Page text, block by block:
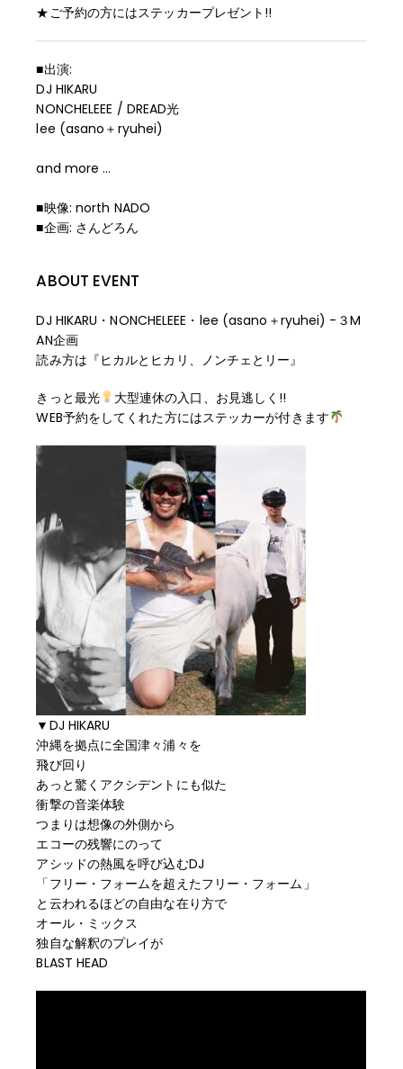
★ご予約の方にはステッカープレゼント!!
■出演:
DJ HIKARU
NONCHELEEE / DREAD光
lee (asano＋ryuhei)
and more …
■映像: north NADO
■企画: さんどろん
ABOUT EVENT
DJ HIKARU・NONCHELEEE・lee (asano＋ryuhei) -３M
AN企画
読み方は『ヒカルとヒカリ、ノンチェとリー』
きっと最光
大型連休の入口、お見逃しく!!
WEB予約をしてくれた方にはステッカーが付きます
▼DJ HIKARU
沖縄を拠点に全国津々浦々を
飛び回り
あっと驚くアクシデントにも似た
衝撃の音楽体験
つまりは想像の外側から
エコーの残響にのって
アシッドの熱風を呼び込むDJ
「フリー・フォームを超えたフリー・フォーム」
と云われるほどの自由な在り方で
オール・ミックス
独自な解釈のプレイが
BLAST HEAD